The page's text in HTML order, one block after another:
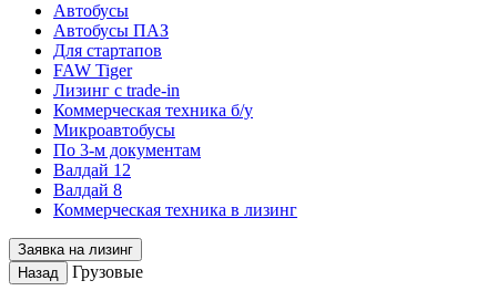
Автобусы
Автобусы ПАЗ
Для стартапов
FAW Tiger
Лизинг с trade-in
Коммерческая техника б/у
Микроавтобусы
По 3-м документам
Валдай 12
Валдай 8
Коммерческая техника в лизинг
Заявка на лизинг
Назад
Грузовые